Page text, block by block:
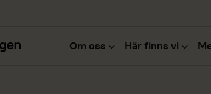
Om oss Här finns vi